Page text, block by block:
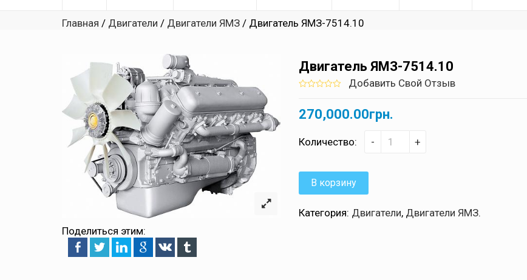
Главная / Двигатели / Двигатели ЯМЗ / Двигатель ЯМЗ-7514.10
Поделиться этим:
Двигатель ЯМЗ-7514.10
of
based
ratings
Добавить Свой Отзыв
270,000.00грн.
Количество: - +
В корзину
Категория: Двигатели, Двигатели ЯМЗ.